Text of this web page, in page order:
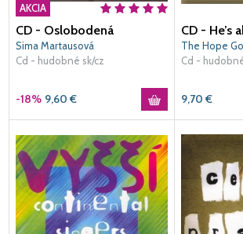
AKCIA
CD - Oslobodená
Sima Martausová
Cd - hudobné sk/cz
-18% 9,60 €
CD - He’s
The Hope
Band
Cd -
9,70 €